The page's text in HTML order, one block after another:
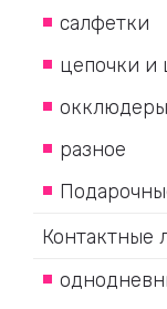
салфетки
цепочки и
окклюдеры
разное
Контактные